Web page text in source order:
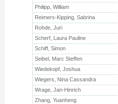
Philipp, William
Reimers-Kipping, Sabrina
Rohde, Juri
Scherf, Laura Pauline
Schiff, Simon
Seibel, Marc Steffen
Wiedekopf, Joshua
Wiegers, Nina Cassandra
Wrage, Jan-Hinrich
Zhang, Yuanheng